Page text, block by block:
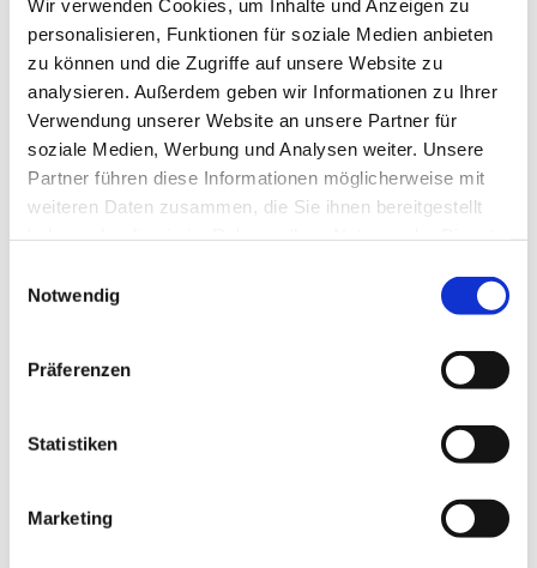
Wir verwenden Cookies, um Inhalte und Anzeigen zu
personalisieren, Funktionen für soziale Medien anbieten
zu können und die Zugriffe auf unsere Website zu
analysieren. Außerdem geben wir Informationen zu Ihrer
Verwendung unserer Website an unsere Partner für
soziale Medien, Werbung und Analysen weiter. Unsere
Partner führen diese Informationen möglicherweise mit
weiteren Daten zusammen, die Sie ihnen bereitgestellt
Notwendig
Präferenzen
Statistiken
Marketing
Mittwoch, 16. Dezember 2026, 15:30
Elfbuchenstr. 3, 34119 Kassel
Wir freuen uns über alle Gäste, die sich für eine
gemütliche Zeit